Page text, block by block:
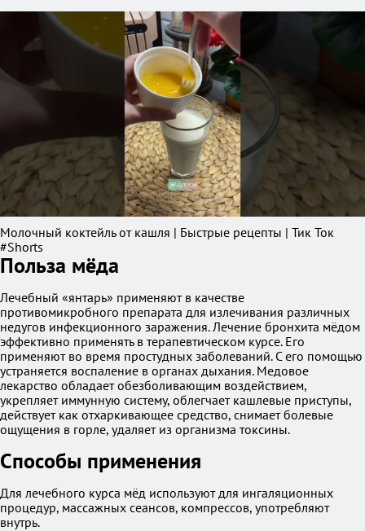
Молочный коктейль от кашля | Быстрые рецепты | Тик Ток
#Shorts
Польза мёда
Лечебный «янтарь» применяют в качестве
противомикробного препарата для излечивания различных
недугов инфекционного заражения. Лечение бронхита мёдом
эффективно применять в терапевтическом курсе. Его
применяют во время простудных заболеваний. С его помощью
устраняется воспаление в органах дыхания. Медовое
лекарство обладает обезболивающим воздействием,
укрепляет иммунную систему, облегчает кашлевые приступы,
действует как отхаркивающее средство, снимает болевые
ощущения в горле, удаляет из организма токсины.
Способы применения
Для лечебного курса мёд используют для ингаляционных
процедур, массажных сеансов, компрессов, употребляют
внутрь.